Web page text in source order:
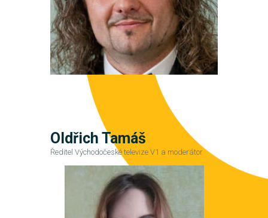
Oldřich Tamáš
Ředitel Východočeské televize V1 a moderátor